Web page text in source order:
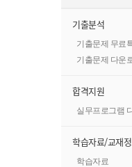
기출분석
기출문제 무료
기출문제 다운
합격지원
실무프로그램
학습자료/교재
학습자료